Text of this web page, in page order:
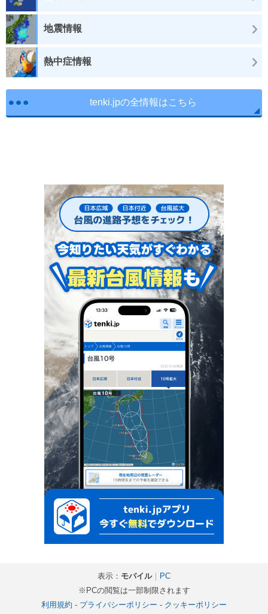
地震情報
熱中症情報
tenki.jpの全情報はこちら
表示： モバイル｜
PC
※PCの閲覧は一部制限されます
利用規約 - プライバシーポリシー - クッキーポリシー